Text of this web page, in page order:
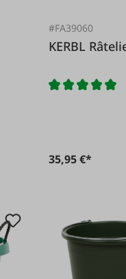
#FA39060
KERBL
35,95 €*